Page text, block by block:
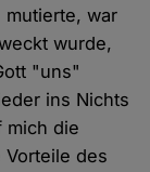
war
wurde,
"uns"
ins Nichts
mich die
des